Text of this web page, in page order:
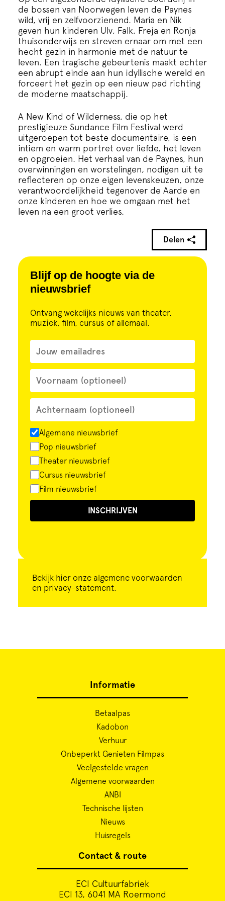
Onderwijs
ECI Cultuurcafé
Over ons
Contact
Steun ons
Blijf op de hoogte via de
nieuwsbrief
Ontvang wekelijks nieuws van theater,
muziek, film, cursus of allemaal.
Algemene nieuwsbrief
Pop nieuwsbrief
Theater nieuwsbrief
Cursus nieuwsbrief
Film nieuwsbrief
INSCHRIJVEN
Bekijk hier onze algemene voorwaarden
en privacy-statement.
de bossen van Noorwegen leven de Paynes
wild, vrij en zelfvoorzienend. Maria en Nik
geven hun kinderen Ulv, Falk, Freja en Ronja
thuisonderwijs en streven ernaar om met een
hecht gezin in harmonie met de natuur te
leven. Een tragische gebeurtenis maakt echter
een abrupt einde aan hun idyllische wereld en
forceert het gezin op een nieuw pad richting
de moderne maatschappij.
A New Kind of Wilderness, die op het
prestigieuze Sundance Film Festival werd
uitgeroepen tot beste documentaire, is een
intiem en warm portret over liefde, het leven
en opgroeien. Het verhaal van de Paynes, hun
overwinningen en worstelingen, nodigen uit te
reflecteren op onze eigen levenskeuzen, onze
verantwoordelijkheid tegenover de Aarde en
onze kinderen en hoe we omgaan met het
leven na een groot verlies.
Delen
Informatie
Betaalpas
Kadobon
Verhuur
Onbeperkt Genieten Filmpas
Veelgestelde vragen
Algemene voorwaarden
ANBI
Technische lijsten
Nieuws
Huisregels
Contact & route
ECI Cultuurfabriek
ECI 13, 6041 MA Roermond